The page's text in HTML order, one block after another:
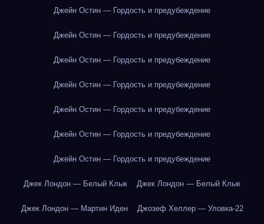
Джейн Остин — Гордость и предубеждение
Джейн Остин — Гордость и предубеждение
Джейн Остин — Гордость и предубеждение
Джейн Остин — Гордость и предубеждение
Джейн Остин — Гордость и предубеждение
Джейн Остин — Гордость и предубеждение
Джейн Остин — Гордость и предубеждение
Джек Лондон — Белый Клык Джек Лондон — Белый Клык
Джек Лондон — Мартин Иден Джозеф Хеллер — Уловка-22